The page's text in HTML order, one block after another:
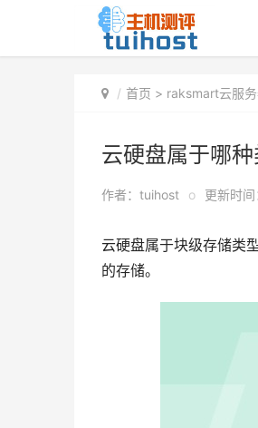
首页 > raksmart云服
云硬盘属于哪
作者：tuihost o 更新时
云硬盘属于块级存储类
的存储。